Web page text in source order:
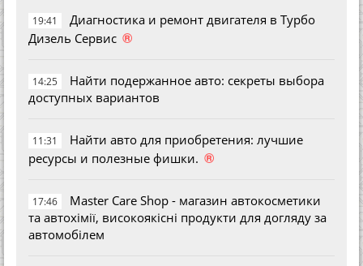
19:41
Диагностика и ремонт двигателя в Турбо
Дизель Сервис ®
14:25
Найти подержанное авто: секреты выбора
доступных вариантов
11:31
Найти авто для приобретения: лучшие
ресурсы и полезные фишки. ®
17:46
Master Care Shop - магазин автокосметики
та автохімії, високоякісні продукти для догляду за
автомобілем